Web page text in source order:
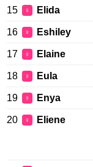
15 ♀ Elida
16 ♀ Eshiley
17 ♀ Elaine
18 ♀ Eula
19 ♀ Enya
20 ♀ Eliene